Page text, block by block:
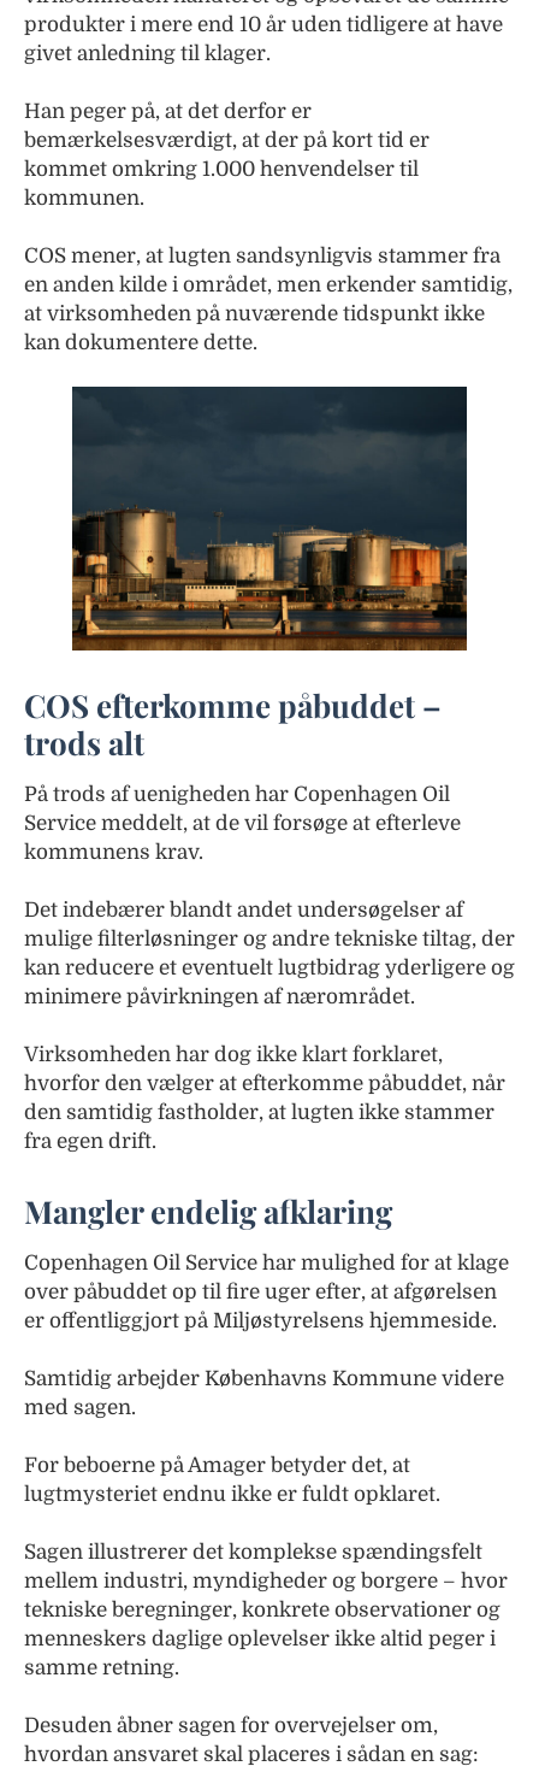
produkter i mere end 10 år uden tidligere at have
givet anledning til klager.
Han peger på, at det derfor er
bemærkelsesværdigt, at der på kort tid er
kommet omkring 1.000 henvendelser til
kommunen.
COS mener, at lugten sandsynligvis stammer fra
en anden kilde i området, men erkender samtidig,
at virksomheden på nuværende tidspunkt ikke
kan dokumentere dette.
COS efterkomme påbuddet –
trods alt
På trods af uenigheden har Copenhagen Oil
Service meddelt, at de vil forsøge at efterleve
kommunens krav.
Det indebærer blandt andet undersøgelser af
mulige filterløsninger og andre tekniske tiltag, der
kan reducere et eventuelt lugtbidrag yderligere og
minimere påvirkningen af nærområdet.
Virksomheden har dog ikke klart forklaret,
hvorfor den vælger at efterkomme påbuddet, når
den samtidig fastholder, at lugten ikke stammer
fra egen drift.
Mangler endelig afklaring
Copenhagen Oil Service har mulighed for at klage
over påbuddet op til fire uger efter, at afgørelsen
er offentliggjort på Miljøstyrelsens hjemmeside.
Samtidig arbejder Københavns Kommune videre
med sagen.
For beboerne på Amager betyder det, at
lugtmysteriet endnu ikke er fuldt opklaret.
Sagen illustrerer det komplekse spændingsfelt
mellem industri, myndigheder og borgere – hvor
tekniske beregninger, konkrete observationer og
menneskers daglige oplevelser ikke altid peger i
samme retning.
Desuden åbner sagen for overvejelser om,
hvordan ansvaret skal placeres i sådan en sag: